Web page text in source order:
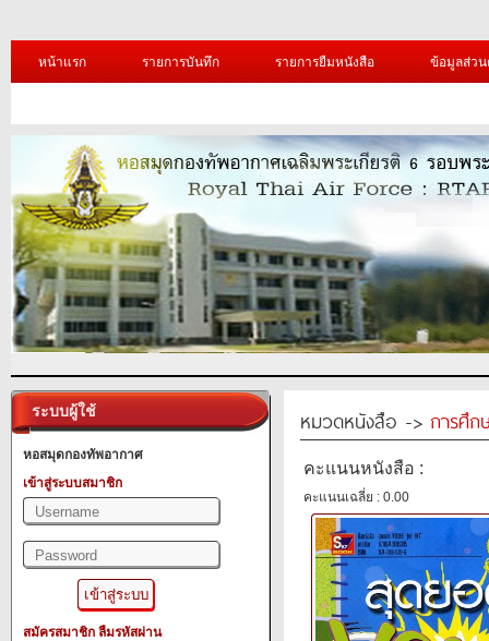
หน้าแรก รายการบันทึก รายการยืมหนังสือ ข้อมูลส่ว
ระบบผู้ใช้
หอสมุดกองทัพอากาศ
เข้าสู่ระบบสมาชิก
สมัครสมาชิก ลืมรหัสผ่าน
หมวดหนังสือ -> การศึก
คะแนนหนังสือ :
คะแนนเฉลี่ย : 0.00